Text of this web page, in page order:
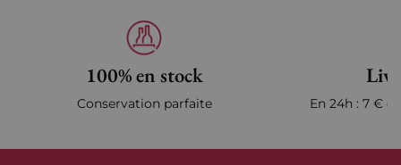
100% en stock
Conservation parfaite En 24h : 7 €